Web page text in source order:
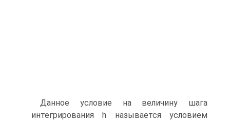
Данное условие на величину шага
интегрирования h называется условием